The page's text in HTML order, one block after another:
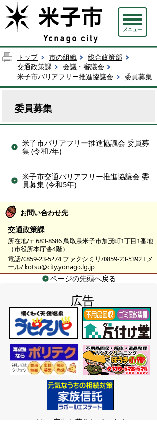
メニュー
トップ 市の組織
総合政策部
交通政策課
会議・審議会
米子市バリアフリー推進協議会
委員募集
委員募集
米子市バリアフリー推進協議会 委員募
集 (令和7年)
米子市交通バリアフリー推進協議会 委
員募集 (令和5年)
お問い合わせ先
交通政策課
所在地/〒683-8686 鳥取県米子市加茂町1丁目1番地
（市役所本庁舎4階）
電話/0859-23-5274 ファクシミリ/0859-23-5392 Eメ
ール/ kotsu@city.yonago.lg.jp
ページの先頭へ戻る
広告
バナー広告を募集しています